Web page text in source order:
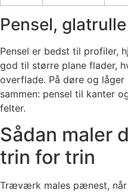
Pensel,
Pensel er bedst til profiler,
god til større plane flader,
overflade. På døre og
sammen: pensel til kanter
felter.
Sådan maler
trin for trin
Træværk males pænest, når